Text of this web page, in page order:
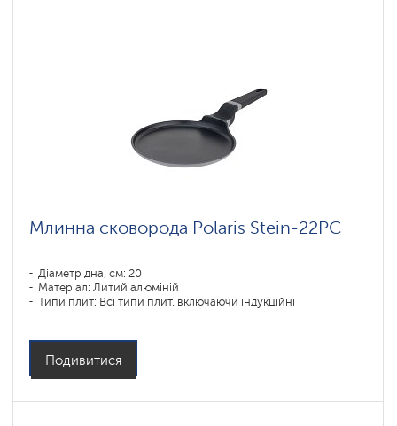
Млинна сковорода Polaris Stein-22PC
Діаметр дна, см: 20
Матеріал: Литий алюміній
Типи плит: Всі типи плит, включаючи індукційні
Подивитися